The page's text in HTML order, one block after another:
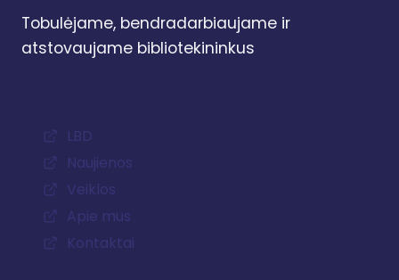
Tobulėjame, bendradarbiaujame ir
atstovaujame bibliotekininkus
LBD
Naujienos
Veiklos
Apie mus
Kontaktai